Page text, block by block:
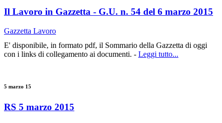
Il Lavoro in Gazzetta - G.U. n. 54 del 6 marzo 2015
Gazzetta Lavoro
E' disponibile, in formato pdf, il Sommario della Gazzetta di oggi
con i links di collegamento ai documenti. - Leggi tutto...
5 marzo 15
RS 5 marzo 2015